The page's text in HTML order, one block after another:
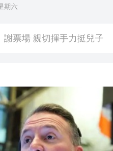
期六
票場 親切揮手力挺兒子
會第19屆合唱節在中山啟幕
」破譯合唱音色密碼